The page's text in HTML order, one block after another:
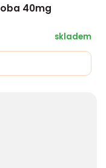
40mg
skladem